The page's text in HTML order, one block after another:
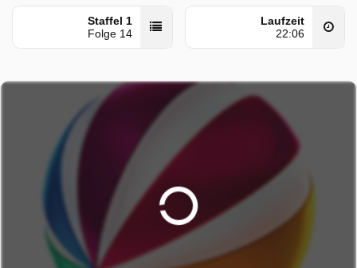
Helsinki Rescue - Einsatz In Finnland wurde auf Sat1
ausgestrahlt am Samstag 23 Mai 2026, 13:44 Uhr.
Staffel 1
Folge 14
Laufzeit
22:06